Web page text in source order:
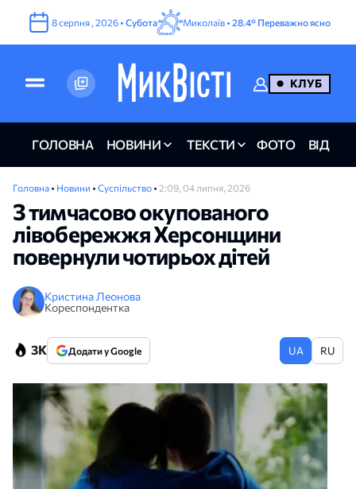
8серпня , 2026 • Субота Миколаїв • 28.4° Переважно ясно
КЛУБ
ГОЛОВНА НОВИНИ ТЕКСТИ ФОТО ВІДЕО
Головна • Новини • Суспільство • 2:09, 04 липня, 2026
З тимчасово окупованого
лівобережжя Херсонщини
повернули чотирьох дітей
Кристина Леонова
Кореспондентка
3K Додати у Google UA RU